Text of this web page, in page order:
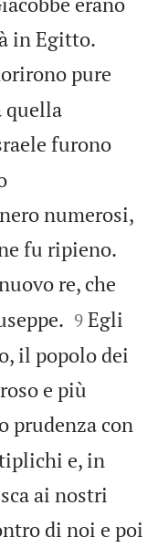
in Egitto.
pure
furono
numerosi,
fu ripieno.
re, che


9 Egli
il popolo dei
e più
prudenza con
e, in
ai nostri
di noi e poi